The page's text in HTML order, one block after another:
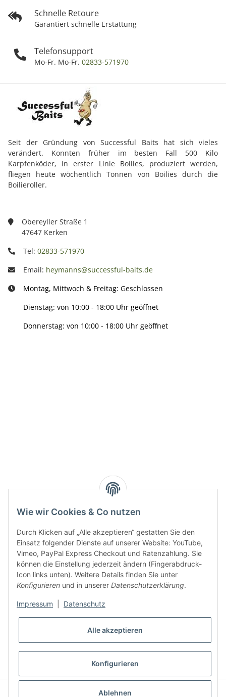
Wie wir Cookies & Co nutzen
Durch Klicken auf „Alle akzeptieren“ gestatten Sie den
Einsatz folgender Dienste auf unserer Website: YouTube,
Vimeo, PayPal Express Checkout und Ratenzahlung. Sie
können die Einstellung jederzeit ändern (Fingerabdruck-
Icon links unten). Weitere Details finden Sie unter
Konfigurieren und in unserer Datenschutzerklärung.
Impressum Datenschutz
Alle akzeptieren
Konfigurieren
Ablehnen
Schnelle Retoure
Garantiert schnelle Erstattung
Telefonsupport
Mo-Fr. Mo-Fr. 02833-571970
Seit der Gründung von Successful Baits hat sich vieles
verändert. Konnten früher im besten Fall 500 Kilo
Karpfenköder, in erster Linie Boilies, produziert werden,
fliegen heute wöchentlich Tonnen von Boilies durch die
Boilieroller.
Obereyller Straße 1
47647 Kerken
Tel: 02833-571970
Email: heymanns@successful-baits.de
Montag, Mittwoch & Freitag: Geschlossen
Dienstag: von 10:00 - 18:00 Uhr geöffnet
Donnerstag: von 10:00 - 18:00 Uhr geöffnet
Gesetzliche Informationen
* Alle Preise inkl. gesetzlicher USt., zzgl.
VERTRAG WIDERRUFEN
CLEARIX JTL-Shop Template